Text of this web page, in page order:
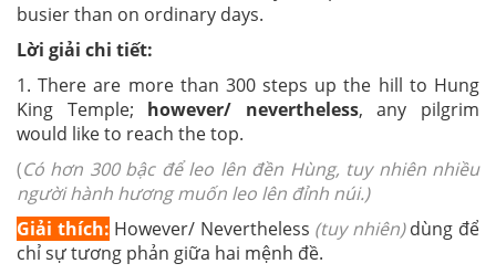
busier than on ordinary days.
Lời giải chi tiết:
1. There are more than 300 steps up the hill to Hung
King Temple; however/ nevertheless, any pilgrim
would like to reach the top.
(Có hơn 300 bậc để leo lên đền Hùng, tuy nhiên nhiều
người hành hương muốn leo lên đỉnh núi.)
Giải thích: However/ Nevertheless (tuy nhiên)dùng để
chỉ sự tương phản giữa hai mệnh đề.